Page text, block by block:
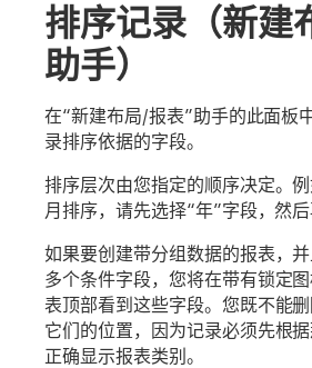
排序记录（新建
助手）
在“新建布局/报表”助手的此面板
录排序依据的字段。
排序层次由您指定的顺序决定。
月排序，请先选择“年”字段，然后
如果要创建带分组数据的报表，
多个条件字段，您将在带有锁定
表顶部看到这些字段。您既不能
它们的位置，因为记录必须先根
正确显示报表类别。